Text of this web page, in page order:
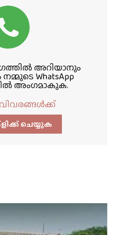
അറിയാനും
WhatsApp
അംഗമാകുക.
ചെയ്യുക